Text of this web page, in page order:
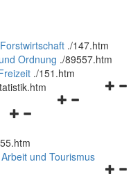
./147.htm
Ordnung ./89557.htm
./151.htm
Navigationsmenü
Navigationsmenü
und
schließenund Tourismus